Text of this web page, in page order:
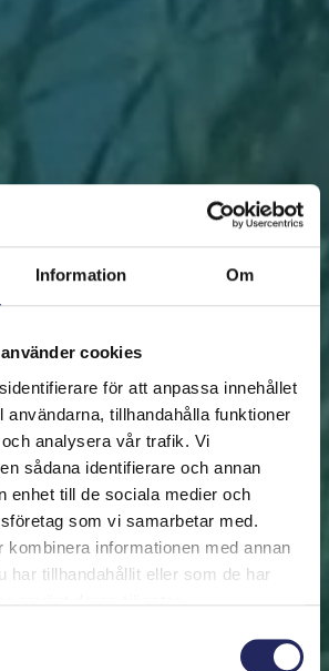
Information Om
cookies
för att anpassa innehållet
användarna, tillhandahålla funktioner
analysera vår trafik. Vi
sådana identifierare och annan
enhet till de sociala medier och
som vi samarbetar med.
kombinera informationen med annan
har tillhandahållit eller som de har
ÖSTERSJÖN RÄDDA EN BIT
en bit
Östersjön. Du kan också ge den
en present. En bit av Östersjön är